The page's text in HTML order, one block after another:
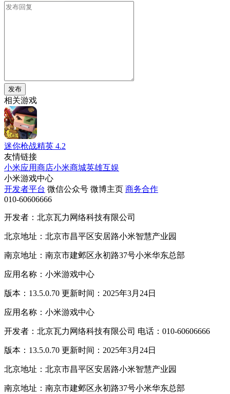
发布
相关游戏
迷你枪战精英 4.2
友情链接
小米应用商店小米商城英雄互娱
小米游戏中心
开发者平台 微信公众号 微博主页 商务合作
010-60606666
开发者：北京瓦力网络科技有限公司
北京地址：北京市昌平区安居路小米智慧产业园
南京地址：南京市建邺区永初路37号小米华东总部
应用名称：小米游戏中心
版本：13.5.0.70 更新时间：2025年3月24日
应用名称：小米游戏中心
开发者：北京瓦力网络科技有限公司 电话：010-60606666
版本：13.5.0.70 更新时间：2025年3月24日
北京地址：北京市昌平区安居路小米智慧产业园
南京地址：南京市建邺区永初路37号小米华东总部